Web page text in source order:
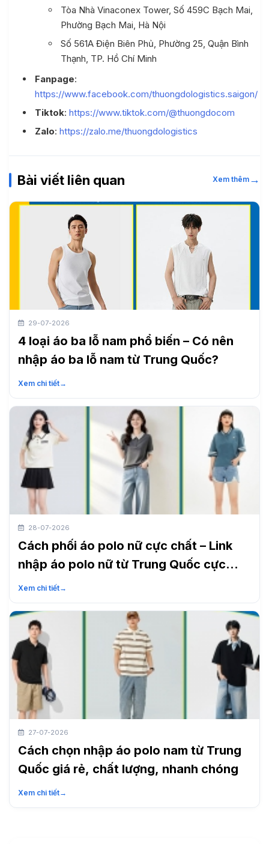
Tòa Nhà Vinaconex Tower, Số 459C Bạch Mai,
Phường Bạch Mai, Hà Nội
Số 561A Điện Biên Phủ, Phường 25, Quận Bình
Thạnh, TP. Hồ Chí Minh
Fanpage:
https://www.facebook.com/thuongdologistics.saigon/
Tiktok: https://www.tiktok.com/@thuongdocom
Zalo: https://zalo.me/thuongdologistics
Bài viết liên quan Xem thêm →
29-07-2026
4 loại áo ba lỗ nam phổ biến – Có nên
nhập áo ba lỗ nam từ Trung Quốc?
Xem chi tiết→
28-07-2026
Cách phối áo polo nữ cực chất – Link
nhập áo polo nữ từ Trung Quốc cực
nhanh
Xem chi tiết→
27-07-2026
Cách chọn nhập áo polo nam từ Trung
Quốc giá rẻ, chất lượng, nhanh chóng
Xem chi tiết→